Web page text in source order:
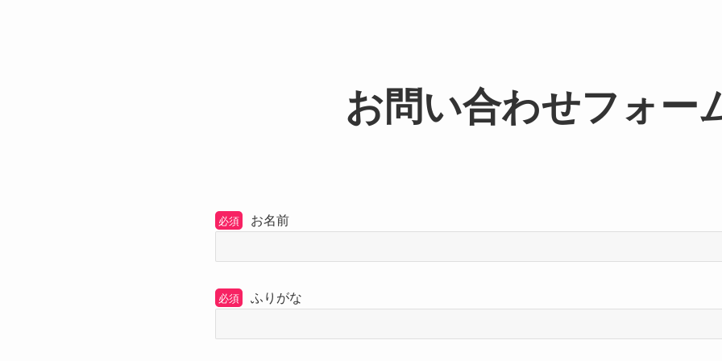
お問い合わせフォー
必須 お名前
必須 ふりがな